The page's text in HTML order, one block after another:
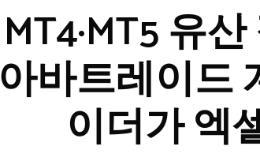
MT4·MT5 유
아바트레이드
이더가 엑